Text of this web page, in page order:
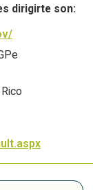
dirigirte son: